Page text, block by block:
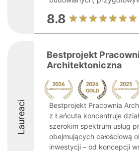
8.8
Laureaci
Bestprojekt
Architektoniczna
Bestprojekt Pracownia
z Łańcuta koncentruje
szerokim spektrum usług
obejmujących całościową
inwestycji – od koncepcji